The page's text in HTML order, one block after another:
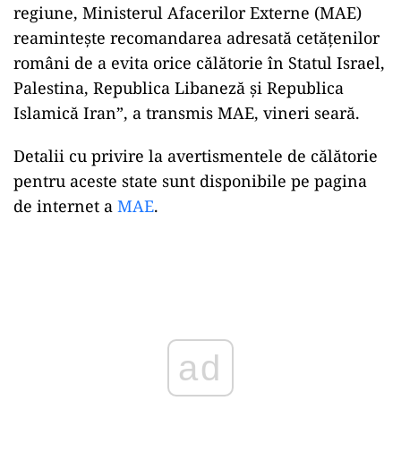
regiune, Ministerul Afacerilor Externe (MAE)
reaminteşte recomandarea adresată cetăţenilor
români de a evita orice călătorie în Statul Israel,
Palestina, Republica Libaneză şi Republica
Islamică Iran”, a transmis MAE, vineri seară.
Detalii cu privire la avertismentele de călătorie
pentru aceste state sunt disponibile pe pagina
de internet a MAE.